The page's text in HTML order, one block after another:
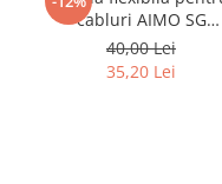
cabluri AIMO SG
Compatibilă Brother
FX241, 18 mm text
alb, pentru identificare
40,00 Lei
35,20 Lei